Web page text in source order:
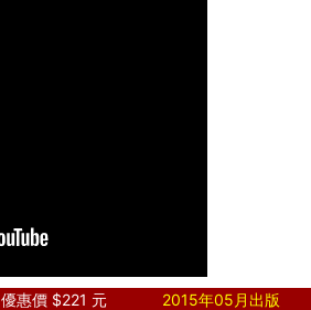
優惠價 $221 元 2015年05月出版